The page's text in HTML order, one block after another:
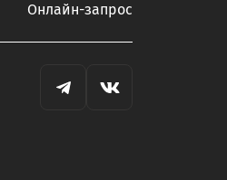
Онлайн-запрос